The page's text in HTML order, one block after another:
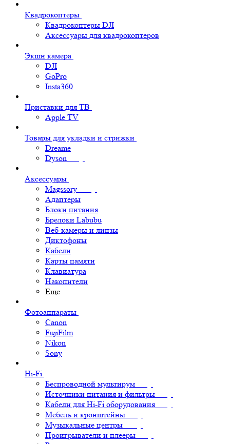
Квадрокоптеры
Квадрокоптеры DJI
Аксессуары для квадрокоптеров
Экшн камера
DJI
GoPro
Insta360
Приставки для ТВ
Apple TV
Товары для укладки и стрижки
Dreame
Dyson
Аксессуары
Magssory
Адаптеры
Блоки питания
Брелоки Labubu
Веб-камеры и линзы
Диктофоны
Кабели
Карты памяти
Клавиатура
Накопители
Еще
Фотоаппараты
Canon
FujiFilm
Nikon
Sony
Hi-Fi
Беспроводной мультирум
Источники питания и фильтры
Кабели для Hi-Fi оборудования
Мебель и кронштейны
Музыкальные центры
Проигрыватели и плееры